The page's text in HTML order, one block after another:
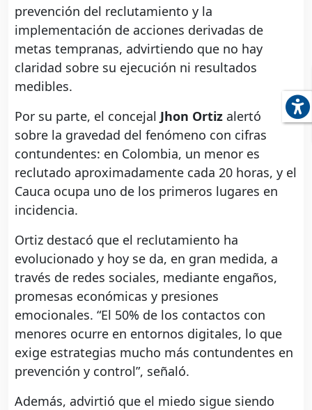
prevención del reclutamiento y la
implementación de acciones derivadas de
metas tempranas, advirtiendo que no hay
claridad sobre su ejecución ni resultados
medibles.
Por su parte, el concejal Jhon Ortiz alertó
sobre la gravedad del fenómeno con cifras
contundentes: en Colombia, un menor es
reclutado aproximadamente cada 20 horas, y el
Cauca ocupa uno de los primeros lugares en
incidencia.
Ortiz destacó que el reclutamiento ha
evolucionado y hoy se da, en gran medida, a
través de redes sociales, mediante engaños,
promesas económicas y presiones
emocionales. “El 50% de los contactos con
menores ocurre en entornos digitales, lo que
exige estrategias mucho más contundentes en
prevención y control”, señaló.
Además, advirtió que el miedo sigue siendo